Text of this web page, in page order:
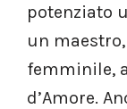
potenziato
un
femminile,
d’Amore.